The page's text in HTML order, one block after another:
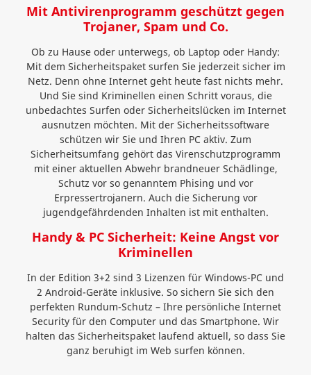
Mit Antivirenprogramm geschützt gegen
Trojaner, Spam und Co.
Ob zu Hause oder unterwegs, ob Laptop oder Handy:
Mit dem Sicherheitspaket surfen Sie jederzeit sicher im
Netz. Denn ohne Internet geht heute fast nichts mehr.
Und Sie sind Kriminellen einen Schritt voraus, die
unbedachtes Surfen oder Sicherheitslücken im Internet
ausnutzen möchten. Mit der Sicherheitssoftware
schützen wir Sie und Ihren PC aktiv. Zum
Sicherheitsumfang gehört das Virenschutzprogramm
mit einer aktuellen Abwehr brandneuer Schädlinge,
Schutz vor so genanntem Phising und vor
Erpressertrojanern. Auch die Sicherung vor
jugendgefährdenden Inhalten ist mit enthalten.
Handy & PC Sicherheit: Keine Angst vor
Kriminellen
In der Edition 3+2 sind 3 Lizenzen für Windows-PC und
2 Android-Geräte inklusive. So sichern Sie sich den
perfekten Rundum-Schutz – Ihre persönliche Internet
Security für den Computer und das Smartphone. Wir
halten das Sicherheitspaket laufend aktuell, so dass Sie
ganz beruhigt im Web surfen können.